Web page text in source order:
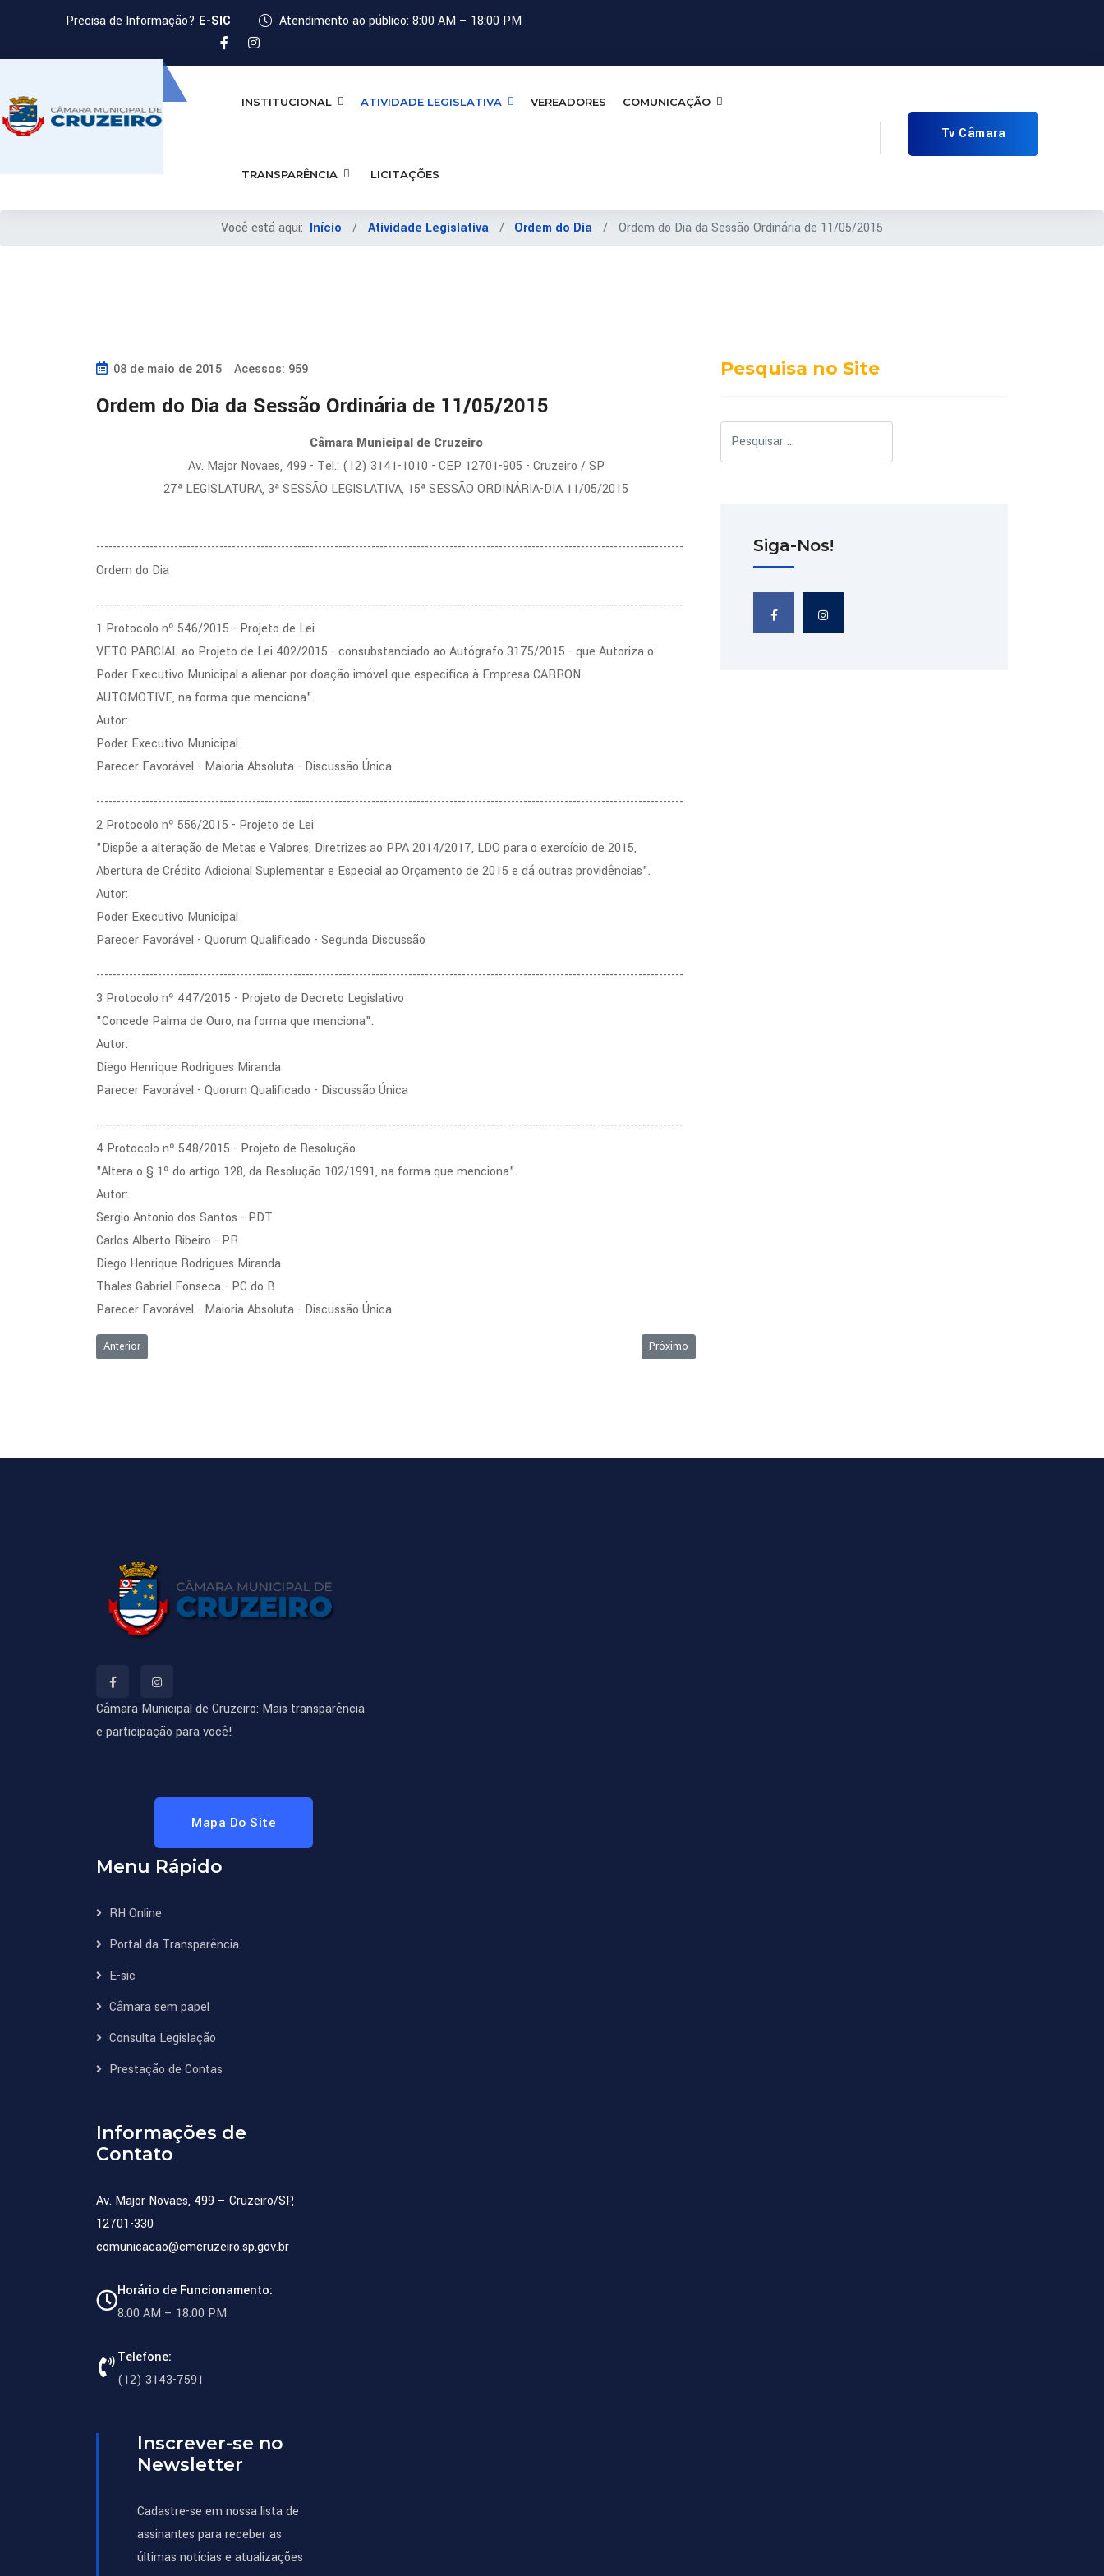
Precisa de Informação? E-SIC Atendimento ao público: 8:00 AM – 18:00 PM
INSTITUCIONAL ATIVIDADE LEGISLATIVA VEREADORES COMUNICAÇÃO
TRANSPARÊNCIA LICITAÇÕES
Tv Câmara
Você está aqui: Início Atividade Legislativa Ordem do Dia Ordem do Dia da Sessão Ordinária de 11/05/2015
08 de maio de 2015 Acessos: 959
Ordem do Dia da Sessão Ordinária de 11/05/2015
Câmara Municipal de Cruzeiro
Av. Major Novaes, 499 - Tel.: (12) 3141-1010 - CEP 12701-905 - Cruzeiro / SP
27ª LEGISLATURA, 3ª SESSÃO LEGISLATIVA, 15ª SESSÃO ORDINÁRIA-DIA 11/05/2015
-----------------------------------------------------------------------------------------------------------------------------------------------
Ordem do Dia
-----------------------------------------------------------------------------------------------------------------------------------------------
1 Protocolo nº 546/2015 - Projeto de Lei
VETO PARCIAL ao Projeto de Lei 402/2015 - consubstanciado ao Autógrafo 3175/2015 - que Autoriza o
Poder Executivo Municipal a alienar por doação imóvel que especifica à Empresa CARRON
AUTOMOTIVE, na forma que menciona".
Autor:
Poder Executivo Municipal
Parecer Favorável - Maioria Absoluta - Discussão Única
-----------------------------------------------------------------------------------------------------------------------------------------------
2 Protocolo nº 556/2015 - Projeto de Lei
"Dispõe a alteração de Metas e Valores, Diretrizes ao PPA 2014/2017, LDO para o exercício de 2015,
Abertura de Crédito Adicional Suplementar e Especial ao Orçamento de 2015 e dá outras providências".
Autor:
Poder Executivo Municipal
Parecer Favorável - Quorum Qualificado - Segunda Discussão
-----------------------------------------------------------------------------------------------------------------------------------------------
3 Protocolo nº 447/2015 - Projeto de Decreto Legislativo
"Concede Palma de Ouro, na forma que menciona".
Autor:
Diego Henrique Rodrigues Miranda
Parecer Favorável - Quorum Qualificado - Discussão Única
-----------------------------------------------------------------------------------------------------------------------------------------------
4 Protocolo nº 548/2015 - Projeto de Resolução
"Altera o § 1º do artigo 128, da Resolução 102/1991, na forma que menciona".
Autor:
Sergio Antonio dos Santos - PDT
Carlos Alberto Ribeiro - PR
Diego Henrique Rodrigues Miranda
Thales Gabriel Fonseca - PC do B
Parecer Favorável - Maioria Absoluta - Discussão Única
Artigo anterior: Ordem do Dia da Sessão Ordinária de 18/05/2015
Anterior Próximo artigo: Ordem do Dia da Sessão Ordinária de 04/05/2015
Próximo
Pesquisa no Site
Siga-Nos!
Câmara Municipal de Cruzeiro: Mais transparência
e participação para você!
Mapa Do Site
Menu Rápido
RH Online
Portal da Transparência
E-sic
Câmara sem papel
Consulta Legislação
Prestação de Contas
Informações de
Contato
Av. Major Novaes, 499 – Cruzeiro/SP,
12701-330
comunicacao@cmcruzeiro.sp.gov.br
Horário de Funcionamento:
8:00 AM – 18:00 PM
Telefone:
(12) 3143-7591
Inscrever-se no
Newsletter
Cadastre-se em nossa lista de
assinantes para receber as
últimas notícias e atualizações